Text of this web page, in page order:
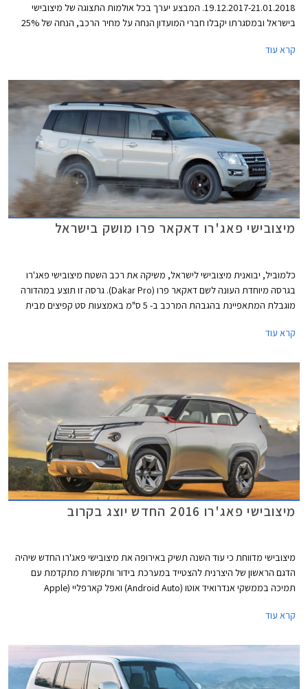
19.12.2017-21.01.2018. המבצע יערך בכל אולמות התצוגה של מיצובישי
בישראל ובמסגרתו יקבלו חברי המועדון הנחה על מחיר הרכב, הנחה של 25%
קרא עוד
מיצובישי פאג'רו דאקאר פרו מושק בישראל
כלמוביל, יבואנית מיצובישי לישראל, משיקה את רכב השטח מיצובישי פאג'רו
בגרסה מיוחדת העונה לשם דאקאר פרו (Dakar Pro). גרסה זו תוצע במהדורה
מוגבלת המתאפיינת בהגבהת המרכב ב- 5 ס"מ באמצעות סט קפיצים מבית
למערכת ה- Connected Car ומשפרת את שדה הראיה הקדמי ע"י תצוגה של
תוואי השטח והמכשולים שבדרך. כל השדרוגים מותקנים כחוק ומצויינים ברישיון
הרכב.
קרא עוד
מיצובישי פאג'רו 2016 החדש יוצג בקרוב
מיצובישי מדווחת כי עוד השנה תשיק באירופה את מיצובישי פאג'רו החדש שיהיה
הדגם הראשון של היצרנית להצטייד במערכת בידור ותקשורת מתקדמת עם
תמיכה בממשקי אנדרואיד אוטו (Android Auto) ואפל קארפליי (Apple
המרכזי ברכב. בשלב זה לא ברור האם מדובר במתיחת פנים נוספת לדגם
קרא עוד